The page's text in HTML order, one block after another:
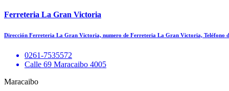
Ferreteria La Gran Victoria
Dirección Ferreteria La Gran Victoria, numero de Ferreteria La Gran Victoria, Teléfono
0261-7535572
Calle 69 Maracaibo 4005
Maracaibo